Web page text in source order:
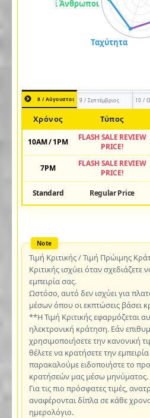
8 / Αύγουστος 9 / Σεπτέμβριος 10 /
Χρόνος Τύπος
10AM / 1PM
FLASH SALE REVIEW
PRICE!
7PM
FLASH SALE REVIEW
PRICE!
Standard Regular Price
Τιμή Κριτικής / Τιμή Πρώιμης
Κριτικής ισχύει όταν σχεδιάζετε
εμπειρία σας.
Ωστόσο, αυτό δεν ισχύει για
μέσων όπου οι εκπτώσεις βάσει
**Η Τιμή Κριτικής εφαρμόζεται
ηλεκτρονική κράτηση. Εάν
χρησιμοποιήσετε την κανονική
θέλετε να κρατήσετε την
παρακαλούμε ειδοποιήστε το
κρατήσεών μας μέσω μηνύματος.
Για τις πιο πρόσφατες τιμές,
αναφέρονται δίπλα σε κάθε
ημερολόγιο.